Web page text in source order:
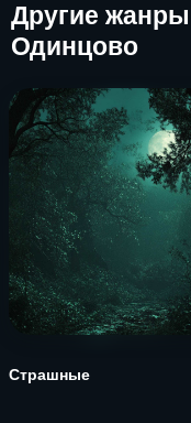
Другие жанры
Одинцово
Страшные